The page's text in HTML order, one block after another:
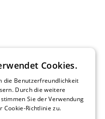
Cookies.
die Benutzerfreundlichkeit
Durch die weitere
Sie der Verwendung
Cookie-Richtlinie zu.